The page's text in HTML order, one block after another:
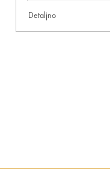
Midi suknja sa imitacijom
Detaljno